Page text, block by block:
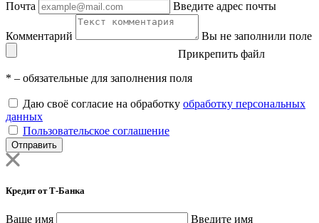
Почта Введите адрес почты
Комментарий
Вы не заполнили поле
Прикрепить файл
* – обязательные для заполнения поля
Даю своё согласие на обработку обработку персональных
данных
Пользовательское соглашение
Отправить
Кредит от Т-Банка
Ваше имя
Введите имя